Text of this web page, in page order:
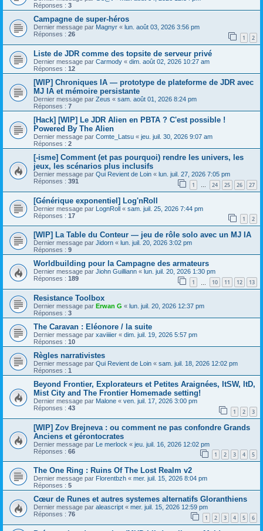
Réponses : 3
Campagne de super-héros
Dernier message par Magnyr « lun. août 03, 2026 3:56 pm
Réponses : 26 1 2
Liste de JDR comme des topsite de serveur privé
Dernier message par Carmody « dim. août 02, 2026 10:27 am
Réponses : 12
[WIP] Chroniques IA — prototype de plateforme de JDR avec
MJ IA et mémoire persistante
Dernier message par Zeus « sam. août 01, 2026 8:24 pm
Réponses : 7
[Hack] [WIP] Le JDR Alien en PBTA ? C'est possible !
Powered By The Alien
Dernier message par Comte_Latsu « jeu. juil. 30, 2026 9:07 am
Réponses : 2
[-isme] Comment (et pas pourquoi) rendre les univers, les
jeux, les scénarios plus inclusifs
Dernier message par Qui Revient de Loin « lun. juil. 27, 2026 7:05 pm
Réponses : 391 1 … 24 25 26 27
[Générique exponentiel] Log'nRoll
Dernier message par LognRoll « sam. juil. 25, 2026 7:44 pm
Réponses : 17 1 2
[WIP] La Table du Conteur — jeu de rôle solo avec un MJ IA
Dernier message par Jidorn « lun. juil. 20, 2026 3:02 pm
Réponses : 9
Worldbuilding pour la Campagne des armateurs
Dernier message par Jiohn Guilliann « lun. juil. 20, 2026 1:30 pm
Réponses : 189 1 10 11 12 13
Resistance Toolbox
Dernier message par Erwan G « lun. juil. 20, 2026 12:37 pm
Réponses : 3
The Caravan : Eléonore / la suite
Dernier message par xaviiiier « dim. juil. 19, 2026 5:57 pm
Réponses : 10
Règles narrativistes
Dernier message par Qui Revient de Loin « sam. juil. 18, 2026 12:02 pm
Réponses : 1
Beyond Frontier, Explorateurs et Petites Araignées, ItSW, ItD,
Mist City and The Frontier Homemade setting!
Dernier message par Malone « ven. juil. 17, 2026 3:00 pm
Réponses : 43 1 2 3
[WIP] Zov Brejneva : ou comment ne pas confondre Grands
Anciens et gérontocrates
Dernier message par Le merlock « jeu. juil. 16, 2026 12:02 pm
Réponses : 66 1 2 3 4 5
The One Ring : Ruins Of The Lost Realm v2
Dernier message par Florentbzh « mer. juil. 15, 2026 8:04 pm
Réponses : 5
Cœur de Runes et autres systemes alternatifs Gloranthiens
Dernier message par aleascript « mer. juil. 15, 2026 12:59 pm
Réponses : 76 1 2 3 4 5 6